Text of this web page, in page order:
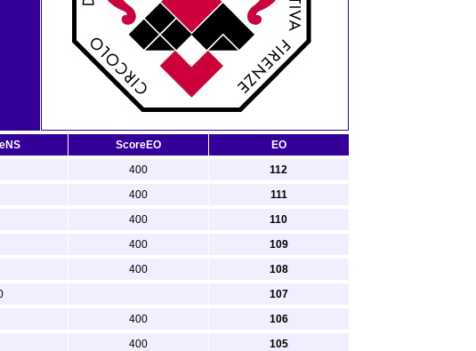
ScoreEO
EO
400
112
400
111
400
110
400
109
400
108
107
400
106
400 105